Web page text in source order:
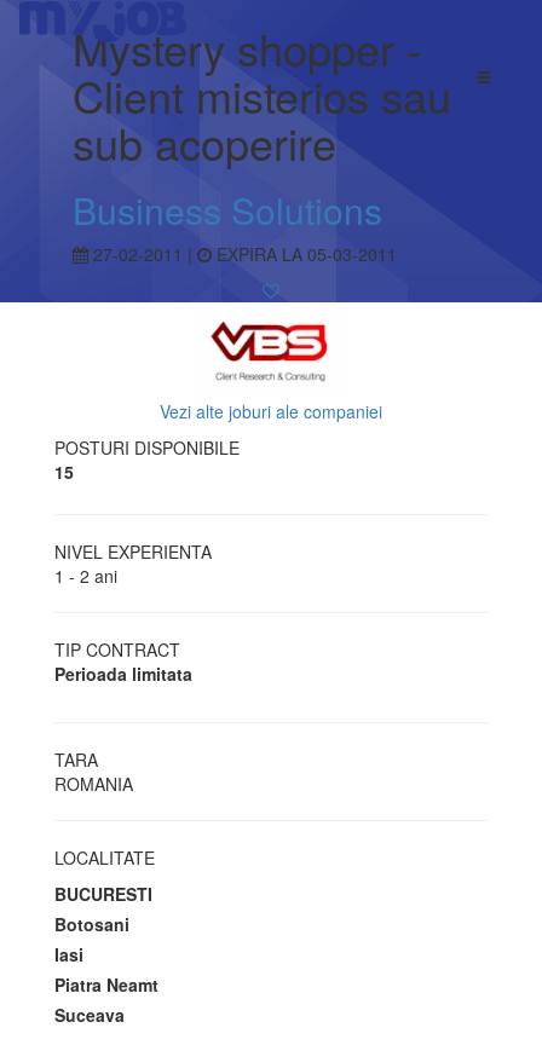
Mystery shopper -
Client misterios sau
sub acoperire
Business Solutions
27-02-2011 | EXPIRA LA 05-03-2011
Vezi alte joburi ale companiei
POSTURI DISPONIBILE
15
NIVEL EXPERIENTA
1 - 2 ani
TIP CONTRACT
Perioada limitata
TARA
ROMANIA
LOCALITATE
BUCURESTI
Botosani
Iasi
Piatra Neamt
Suceava